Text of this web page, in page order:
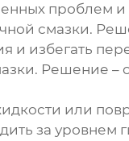
проблем
смазки.
и избегать
Решение –
или
за уровнем